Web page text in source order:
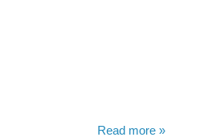
Read more »